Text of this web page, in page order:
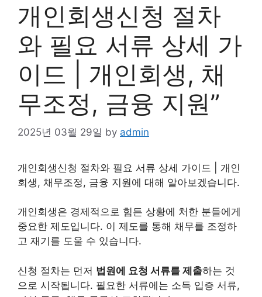
개인회생신청 절차
와 필요 서류 상세 가
이드 | 개인회생, 채
무조정, 금융 지원”
2025년 03월 29일 by admin
개인회생신청 절차와 필요 서류 상세 가이드 | 개인
회생, 채무조정, 금융 지원에 대해 알아보겠습니다.
개인회생은 경제적으로 힘든 상황에 처한 분들에게
중요한 제도입니다. 이 제도를 통해 채무를 조정하
고 재기를 도울 수 있습니다.
신청 절차는 먼저 법원에 요청 서류를 제출하는 것
으로 시작됩니다. 필요한 서류에는 소득 입증 서류,